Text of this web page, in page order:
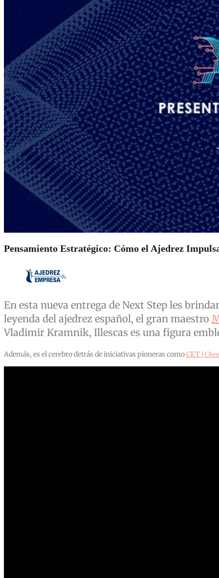
Pensamiento Estratégico: Cómo el Ajedrez
En esta nueva entrega de Next Step les
leyenda del ajedrez español, el gran maestro
Vladimir Kramnik, Illescas es una figura
Además, es el cerebro detrás de iniciativas pioneras comoCET (